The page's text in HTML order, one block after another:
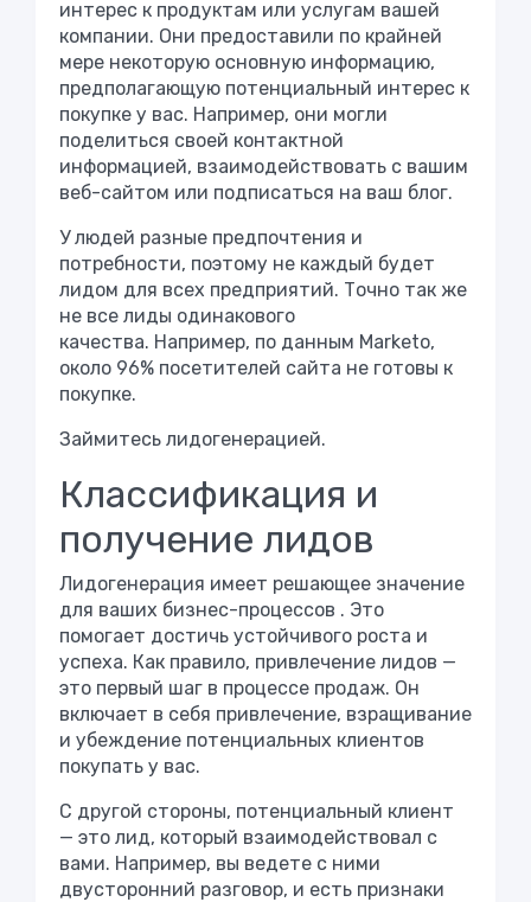
интерес к продуктам или услугам вашей
компании. Они предоставили по крайней
мере некоторую основную информацию,
предполагающую потенциальный интерес к
покупке у вас. Например, они могли
поделиться своей контактной
информацией, взаимодействовать с вашим
веб-сайтом или подписаться на ваш блог.
У людей разные предпочтения и
потребности, поэтому не каждый будет
лидом для всех предприятий. Точно так же
не все лиды одинакового
качества. Например, по данным Marketo,
около 96% посетителей сайта не готовы к
покупке.
Займитесь лидогенерацией.
Классификация и
получение лидов
Лидогенерация имеет решающее значение
для ваших бизнес-процессов . Это
помогает достичь устойчивого роста и
успеха. Как правило, привлечение лидов —
это первый шаг в процессе продаж. Он
включает в себя привлечение, взращивание
и убеждение потенциальных клиентов
покупать у вас.
С другой стороны, потенциальный клиент
— это лид, который взаимодействовал с
вами. Например, вы ведете с ними
двусторонний разговор, и есть признаки